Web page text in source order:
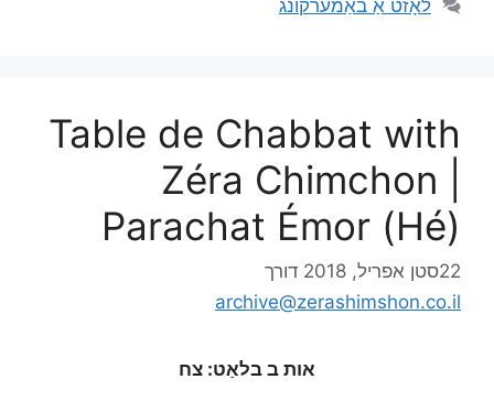
לאָזט אַ באַמערקונג
Table de Chabbat with
Zéra Chimchon |
Parachat Émor (Hé)
22סטן אפריל, 2018
דורך
archive@zerashimshon.co.il
אות ב בלאַט: צח